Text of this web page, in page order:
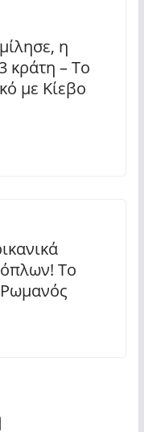
η
κράτη – Το
με Κίεβο
Το